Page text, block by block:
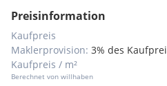
Preisinformation
Kaufpreis
Maklerprovision: 3% des
Kaufpreis / m²
Berechnet von willhaben